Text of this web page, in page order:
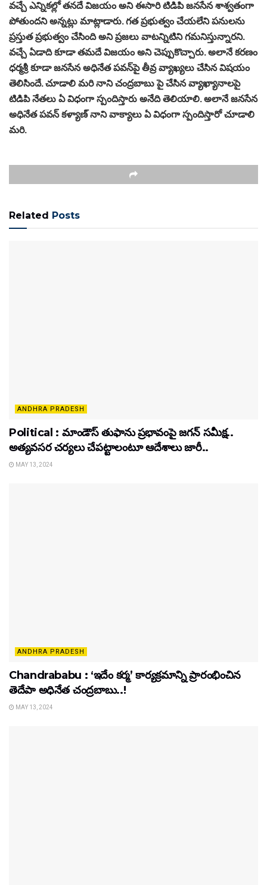
వచ్చే ఎన్నికల్లో తనదే విజయం అని ఈసారి టిడిపి జనసేన శాశ్వతంగా
పోతుందని అన్నట్లు మాట్లాడారు. గత ప్రభుత్వం చేయలేని పనులను
ప్రస్తుత ప్రభుత్వం చేసింది అని ప్రజలు వాటన్నిటిని గమనిస్తున్నారని.
వచ్చే ఏడాది కూడా తమదే విజయం అని చెప్పుకొచ్చారు. అలానే కరణం
ధర్మశ్రీ కూడా జనసేన అధినేత పవన్‌పై తీవ్ర వ్యాఖ్యలు చేసిన విషయం
తెలిసిందే. చూడాలి మరి నాని చంద్రబాబు పై చేసిన వ్యాఖ్యానాలపై
టిడిపి నేతలు ఏ విధంగా స్పందిస్తారు అనేది తెలియాలి. అలానే జనసేన
అధినేత పవన్ కళ్యాణ్ నాని వాక్యాలు ఏ విధంగా స్పందిస్తారో చూడాలి
మరి.
Related Posts
ANDHRA PRADESH
Political : మాండౌస్ తుఫాను ప్రభావంపై జగన్ సమీక్ష..
అత్యవసర చర్యలు చేపట్టాలంటూ ఆదేశాలు జారీ..
MAY 13, 2024
ANDHRA PRADESH
Chandrababu : ‘ఇదేం కర్మ’ కార్యక్రమాన్ని ప్రారంభించిన
తెదేపా అధినేత చంద్రబాబు..!
MAY 13, 2024